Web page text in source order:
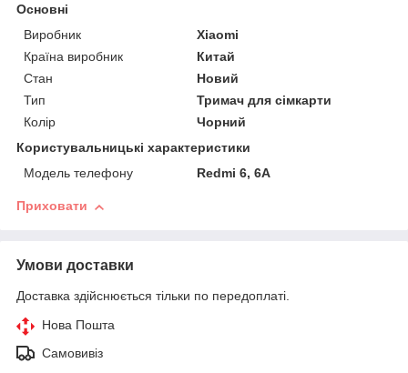
Основні
Виробник
Xiaomi
Країна виробник
Китай
Стан
Новий
Тип
Тримач для сімкарти
Колір
Чорний
Користувальницькі характеристики
Модель телефону
Redmi 6, 6A
Приховати
Умови доставки
Доставка здійснюється тільки по передоплаті.
Нова Пошта
Самовивіз